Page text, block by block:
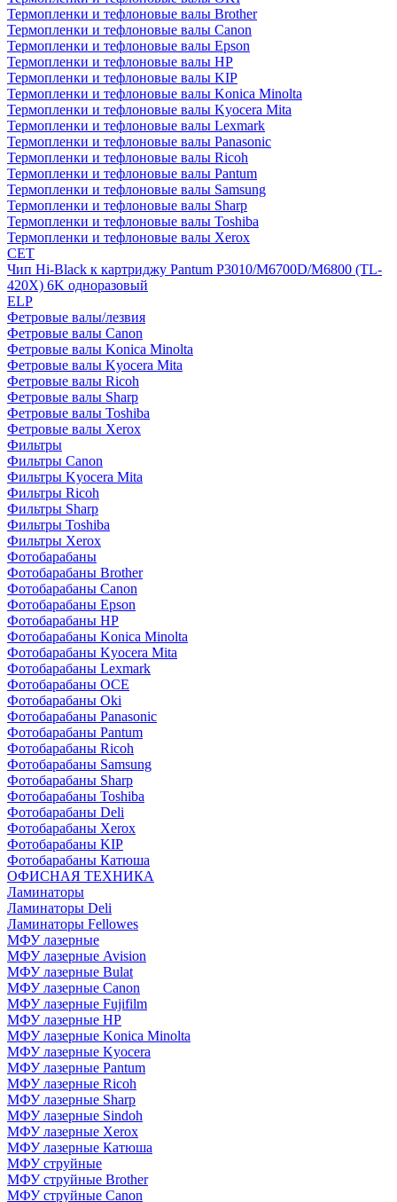
Термопленки и тефлоновые валы Brother
Термопленки и тефлоновые валы Canon
Термопленки и тефлоновые валы Epson
Термопленки и тефлоновые валы HP
Термопленки и тефлоновые валы KIP
Термопленки и тефлоновые валы Konica Minolta
Термопленки и тефлоновые валы Kyocera Mita
Термопленки и тефлоновые валы Lexmark
Термопленки и тефлоновые валы Panasonic
Термопленки и тефлоновые валы Ricoh
Термопленки и тефлоновые валы Pantum
Термопленки и тефлоновые валы Samsung
Термопленки и тефлоновые валы Sharp
Термопленки и тефлоновые валы Toshiba
Термопленки и тефлоновые валы Xerox
CET
Чип Hi-Black к картриджу Pantum P3010/M6700D/M6800 (TL-
420X) 6K одноразовый
ELP
Фетровые валы/лезвия
Фетровые валы Canon
Фетровые валы Konica Minolta
Фетровые валы Kyocera Mita
Фетровые валы Ricoh
Фетровые валы Sharp
Фетровые валы Toshiba
Фетровые валы Xerox
Фильтры
Фильтры Canon
Фильтры Kyocera Mita
Фильтры Ricoh
Фильтры Sharp
Фильтры Toshiba
Фильтры Xerox
Фотобарабаны
Фотобарабаны Brother
Фотобарабаны Canon
Фотобарабаны Epson
Фотобарабаны HP
Фотобарабаны Konica Minolta
Фотобарабаны Kyocera Mita
Фотобарабаны Lexmark
Фотобарабаны OCE
Фотобарабаны Oki
Фотобарабаны Panasonic
Фотобарабаны Pantum
Фотобарабаны Ricoh
Фотобарабаны Samsung
Фотобарабаны Sharp
Фотобарабаны Toshiba
Фотобарабаны Deli
Фотобарабаны Xerox
Фотобарабаны KIP
Фотобарабаны Катюша
ОФИСНАЯ ТЕХНИКА
Ламинаторы
Ламинаторы Deli
Ламинаторы Fellowes
МФУ лазерные
МФУ лазерные Avision
МФУ лазерные Bulat
МФУ лазерные Canon
МФУ лазерные Fujifilm
МФУ лазерные HP
МФУ лазерные Konica Minolta
МФУ лазерные Kyocera
МФУ лазерные Pantum
МФУ лазерные Ricoh
МФУ лазерные Sharp
МФУ лазерные Sindoh
МФУ лазерные Xerox
МФУ лазерные Катюша
МФУ струйные
МФУ струйные Brother
МФУ струйные Canon